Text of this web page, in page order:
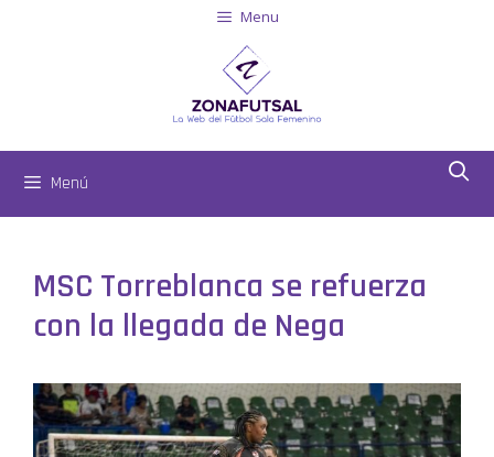
Menu
Menú
MSC Torreblanca se refuerza
con la llegada de Nega